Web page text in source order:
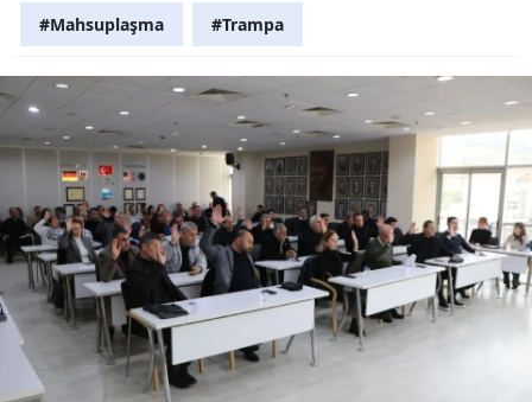
#Mahsuplaşma #Trampa